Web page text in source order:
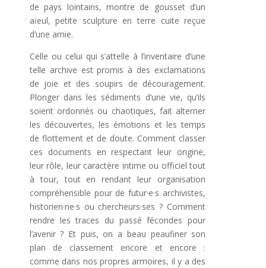
de pays lointains, montre de gousset d’un
aïeul, petite sculpture en terre cuite reçue
d’une amie.
Celle ou celui qui s’attelle à l’inventaire d’une
telle archive est promis à des exclamations
de joie et des soupirs de découragement.
Plonger dans les sédiments d’une vie, qu’ils
soient ordonnés ou chaotiques, fait alterner
les découvertes, les émotions et les temps
de flottement et de doute. Comment classer
ces documents en respectant leur origine,
leur rôle, leur caractère intime ou officiel tout
à tour, tout en rendant leur organisation
compréhensible pour de futur·e·s archivistes,
historien·ne·s ou chercheurs·ses ? Comment
rendre les traces du passé fécondes pour
l’avenir ? Et puis, on a beau peaufiner son
plan de classement encore et encore :
comme dans nos propres armoires, il y a des